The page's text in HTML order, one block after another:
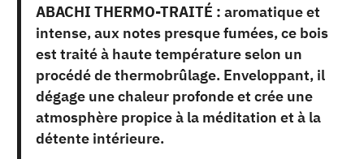
ABACHI THERMO-TRAITÉ :aromatique et
intense, aux notes presque fumées, ce bois
est traité à haute température selon un
procédé de thermobrûlage. Enveloppant, il
dégage une chaleur profonde et crée une
atmosphère propice à la méditation et à la
détente intérieure.